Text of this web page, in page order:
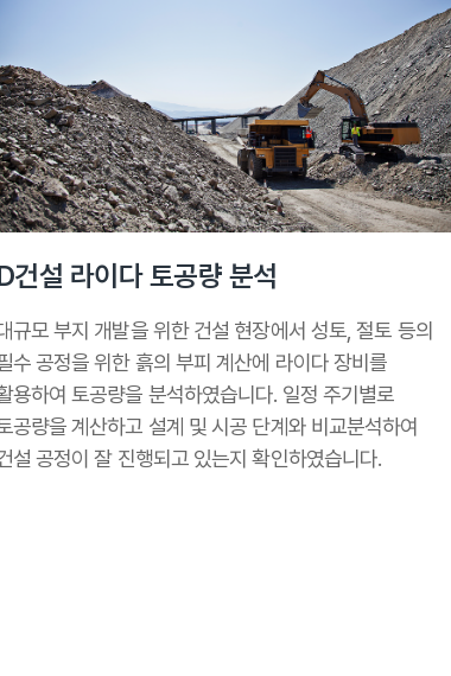
건설 라이다 토공량 분석
규모 부지 개발을 위한 건설 현장에서 성토, 절토 등의
수 공정을 위한 흙의 부피 계산에 라이다 장비를
용하여 토공량을 분석하였습니다. 일정 주기별로
공량을 계산하고 설계 및 시공 단계와 비교분석하여
설 공정이 잘 진행되고 있는지 확인하였습니다.